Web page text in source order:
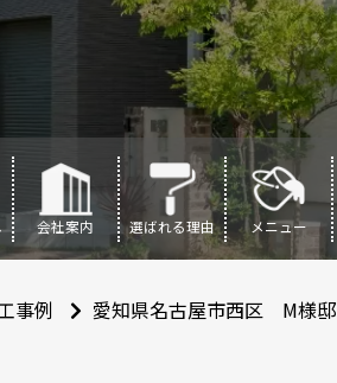
会社案内 選ばれる理由 メニュー
事例 愛知県名古屋市西区 M様邸